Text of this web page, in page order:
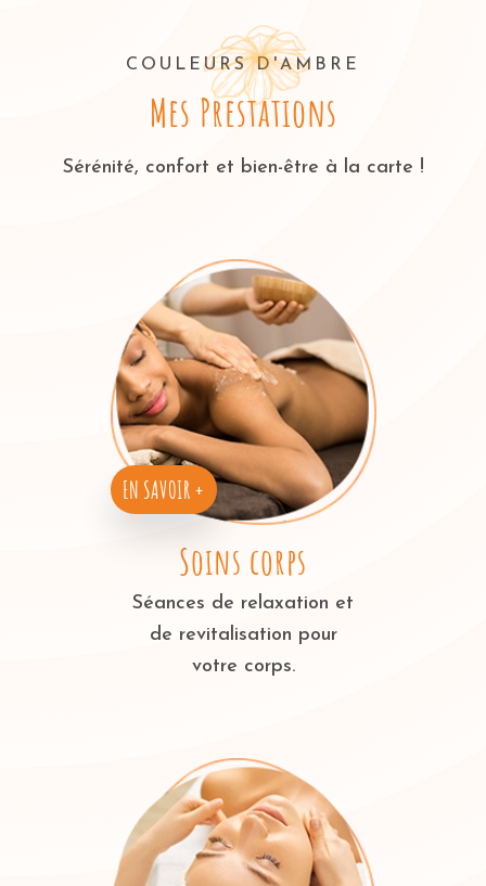
COULEURS D'AMBRE
Mes Prestations
Sérénité, confort et bien-être à la carte !
EN SAVOIR +
Soins corps
Séances de relaxation et
de revitalisation pour
votre corps.